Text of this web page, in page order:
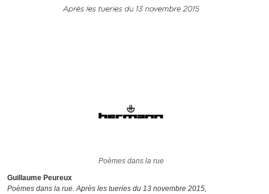
Poèmes dans la rue
Poèmes dans la rue
Guillaume Peureux
Poèmes dans la rue. Après les tueries du 13 novembre 2015,